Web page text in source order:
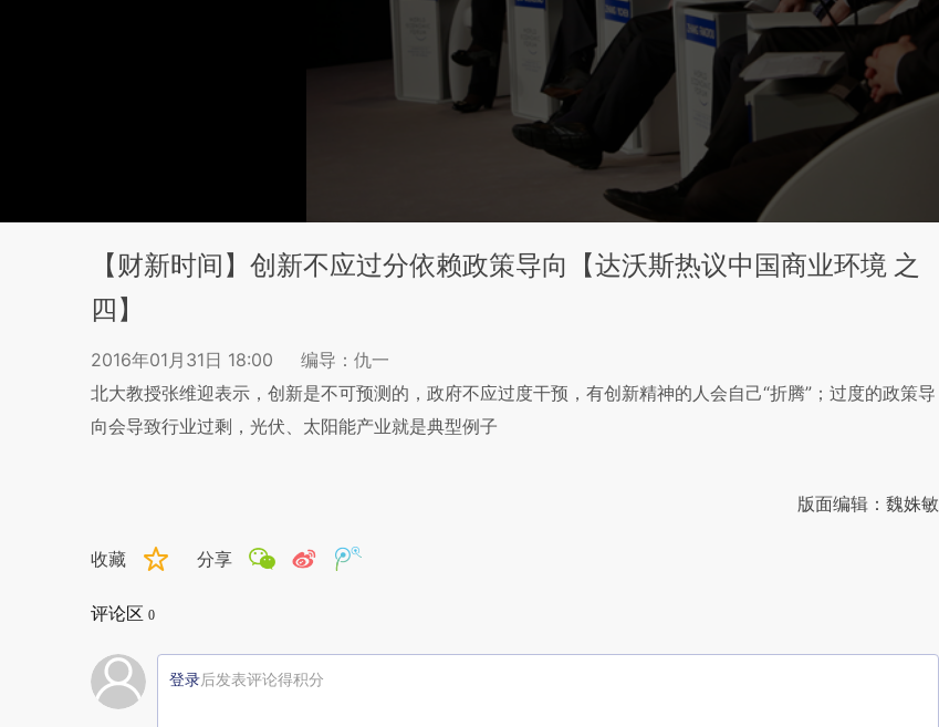
【财新时间】创新不应过分依赖政策导向【达沃斯热议中国商业环境 之
四】
2016年01月31日 18:00
编导：仇一
北大教授张维迎表示，创新是不可预测的，政府不应过度干预，有创新精神的人会自己“折腾”；过度的政策导
向会导致行业过剩，光伏、太阳能产业就是典型例子
版面编辑：魏姝敏
收藏 分享
评论区 0
登录后发表评论得积分